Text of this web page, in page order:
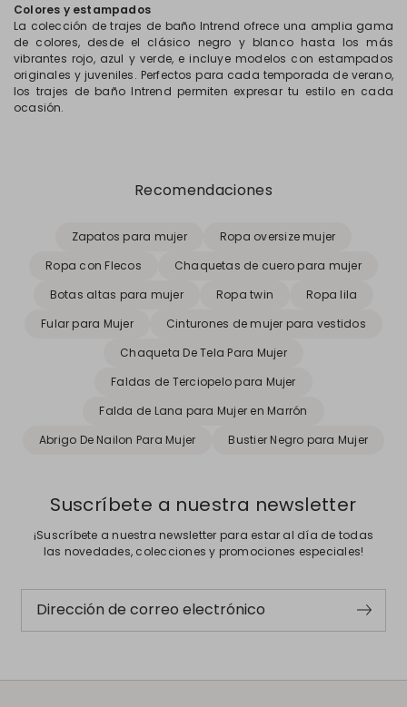
Colores y estampados
La colección de trajes de baño Intrend ofrece una amplia gama
de colores, desde el clásico negro y blanco hasta los más
vibrantes rojo, azul y verde, e incluye modelos con estampados
originales y juveniles. Perfectos para cada temporada de verano,
los trajes de baño Intrend permiten expresar tu estilo en cada
ocasión.
Recomendaciones
Zapatos para mujer
Ropa oversize mujer
Ropa con Flecos
Chaquetas de cuero para mujer
Botas altas para mujer
Ropa twin
Ropa lila
Fular para Mujer
Cinturones de mujer para vestidos
Chaqueta De Tela Para Mujer
Faldas de Terciopelo para Mujer
Falda de Lana para Mujer en Marrón
Abrigo De Nailon Para Mujer
Bustier Negro para Mujer
Suscríbete a nuestra newsletter
¡Suscríbete a nuestra newsletter para estar al día de todas
las novedades, colecciones y promociones especiales!
Dirección de correo electrónico